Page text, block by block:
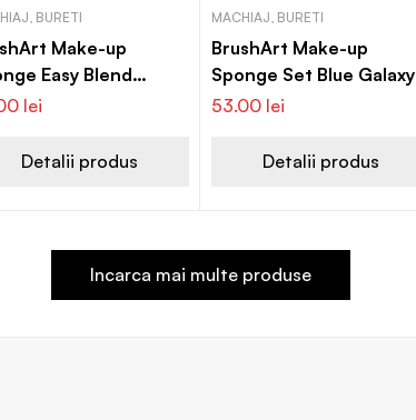
BURETI
Make-up
Easy Blend
pentru machiaj
lei
Detalii produs
MACHIAJ, BURETI
BrushArt Make-up
Sponge Set Blue Galaxy
burete pentru machiaj
53.00 lei
Detalii produs
Incarca mai multe produse